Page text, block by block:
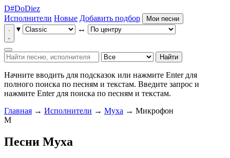
D#DoDiez
Исполнители Новые Добавить подбор Мои песни
▾ ↔
Найти
Начните вводить для подсказок или нажмите Enter для
полного поиска по песням и текстам. Введите запрос и
нажмите Enter для поиска по песням и текстам.
Главная → Исполнители → Муха → Микрофон
М
Песни Муха